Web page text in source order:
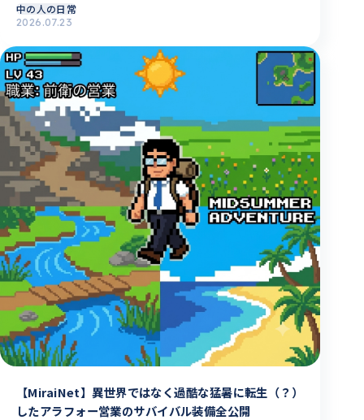
中の人の日常
2026.07.23
【MiraiNet】異世界ではなく過酷な猛暑に転生（？）
したアラフォー営業のサバイバル装備全公開